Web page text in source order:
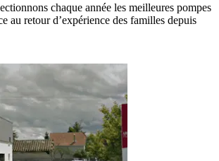
chaque année les meilleures pompes
au retour d’expérience des familles depuis